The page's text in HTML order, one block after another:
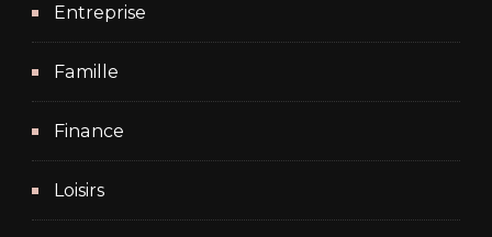
Entreprise
Famille
Finance
Loisirs